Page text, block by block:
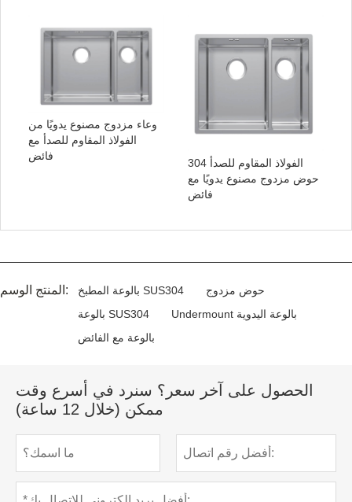
وعاء مزدوج مصنوع يدويًا من
الفولاذ المقاوم للصدأ مع
فائض
الفولاذ المقاوم للصدأ 304
حوض مزدوج مصنوع يدويًا مع
فائض
المنتج الوسم: بالوعة المطبخ SUS304
حوض مزدوج
بالوعة SUS304
Undermount بالوعة اليدوية
بالوعة مع الفائض
الحصول على آخر سعر؟ سنرد في أسرع وقت
ممكن (خلال 12 ساعة)